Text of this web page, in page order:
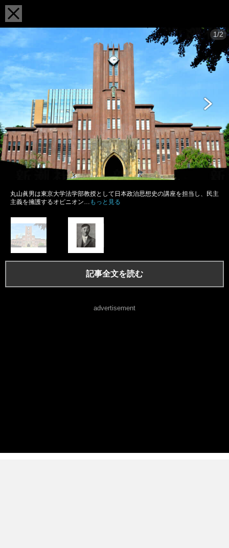
1/2
丸山眞男は東京大学法学部教授として日本政治思想史の講座を担当し、民主
主義を擁護するオピニオン…
もっと見る
記事全文を読む
advertisement